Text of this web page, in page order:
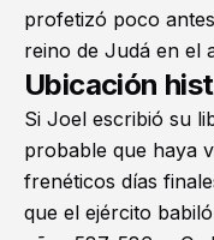
profetizó poco
reino de Judá en el
Ubicación
Si Joel escribió su
probable que haya
frenéticos días
que el ejército